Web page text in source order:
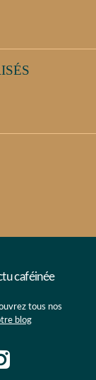
caféinée
tous nos
blog